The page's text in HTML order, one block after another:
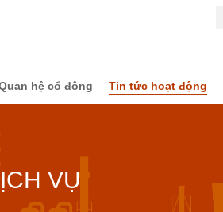
hệ cổ đông Tin tức hoạt động
VỤ